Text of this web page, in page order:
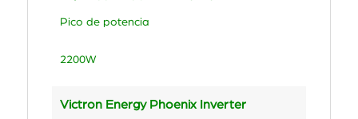
Pico de potencia
2200W
Victron Energy Phoenix Inverter